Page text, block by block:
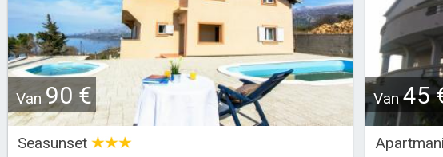
Van 90 €
Seasunset
Van45